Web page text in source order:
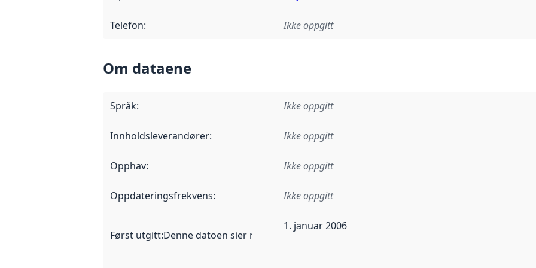
Telefon: Ikke oppgitt
Om dataene
Språk: Ikke oppgitt
Innholdsleverandører: Ikke oppgitt
Opphav: Ikke oppgitt
Oppdateringsfrekvens: Ikke oppgitt
Først utgitt:Denne datoen sier når dataene i dette datasettet første gang ble utgitt. Det kan
1. januar 2006